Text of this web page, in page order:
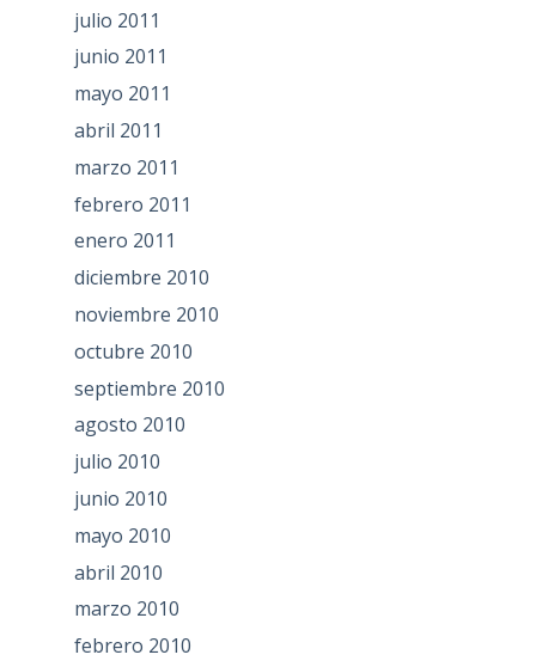
julio 2011
junio 2011
mayo 2011
abril 2011
marzo 2011
febrero 2011
enero 2011
diciembre 2010
noviembre 2010
octubre 2010
septiembre 2010
agosto 2010
julio 2010
junio 2010
mayo 2010
abril 2010
marzo 2010
febrero 2010